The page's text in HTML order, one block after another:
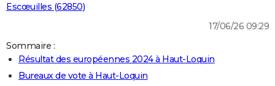
Mobiles
Meilleur smartphone
Internet
Ordinateurs
Jeux vidéo
Guide high-tech
+
BRICOLAGE
Guides de France
Escapades
Patrimoine
Expositions
Musées
Week-end nature
LIFESTYLE
Art de vivre
Bien-être
Loisirs
Mode
Modes de vie
Escœuilles (62850)
17/06/26 09:29
Sommaire :
Résultat des européennes 2024 à Haut-Loquin
Bureaux de vote à Haut-Loquin